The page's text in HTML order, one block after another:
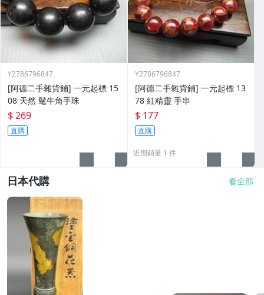
Y2786796847
[阿德二手雜貨鋪] 一元起標 15
08 天然 髦牛角手珠
$ 269
直購
Y2786796847
[阿德二手雜貨鋪] 一元起標 13
78 紅精靈 手串
$ 177
直購
近期銷量 1 件
日本代購 看全部